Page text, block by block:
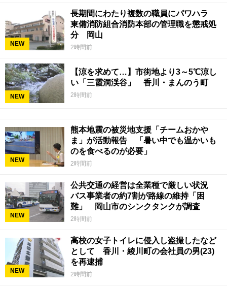
NEW
長期間にわたり複数の職員にパワハラ
東備消防組合消防本部の管理職を懲戒処
分 岡山
2時間前
NEW
【涼を求めて…】市街地より3～5℃涼し
い「三霞洞渓谷」 香川・まんのう町
2時間前
NEW
熊本地震の被災地支援「チームおかや
ま」が活動報告 「暑い中でも温かいも
のを食べるのが必要」
2時間前
NEW
公共交通の経営は全業種で厳しい状況
バス事業者の約7割が路線の維持「困
難」 岡山市のシンクタンクが調査
2時間前
NEW
高校の女子トイレに侵入し盗撮したなど
として 香川・綾川町の会社員の男(23)
を再逮捕
2時間前